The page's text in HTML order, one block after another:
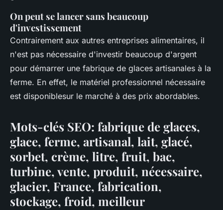
On peut se lancer sans beaucoup
d'investissement
Contrairement aux autres entreprises alimentaires, il
n'est pas nécessaire d'investir beaucoup d'argent
pour démarrer une fabrique de glaces artisanales à la
ferme. En effet, le matériel professionnel nécessaire
est disponiblesur le marché à des prix abordables.
Mots-clés SEO: fabrique de glaces,
glace, ferme, artisanal, lait, glacé,
sorbet, crème, litre, fruit, bac,
turbine, vente, produit, nécessaire,
glacier, France, fabrication,
stockage, froid, meilleur